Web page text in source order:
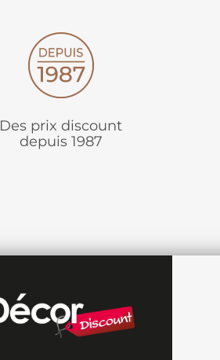
Des prix discount
depuis 1987